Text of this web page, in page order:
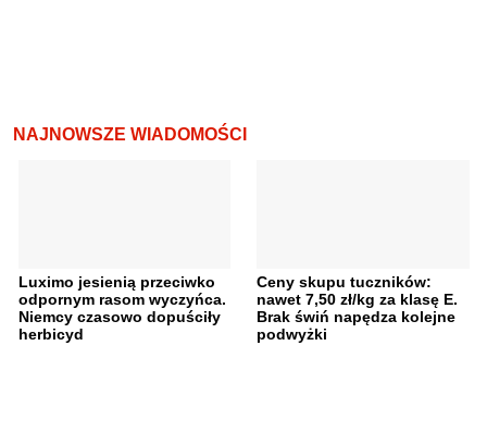
NAJNOWSZE WIADOMOŚCI
Luximo jesienią przeciwko
odpornym rasom wyczyńca.
Niemcy czasowo dopuściły
herbicyd
Ceny skupu tuczników:
nawet 7,50 zł/kg za klasę E.
Brak świń napędza kolejne
podwyżki